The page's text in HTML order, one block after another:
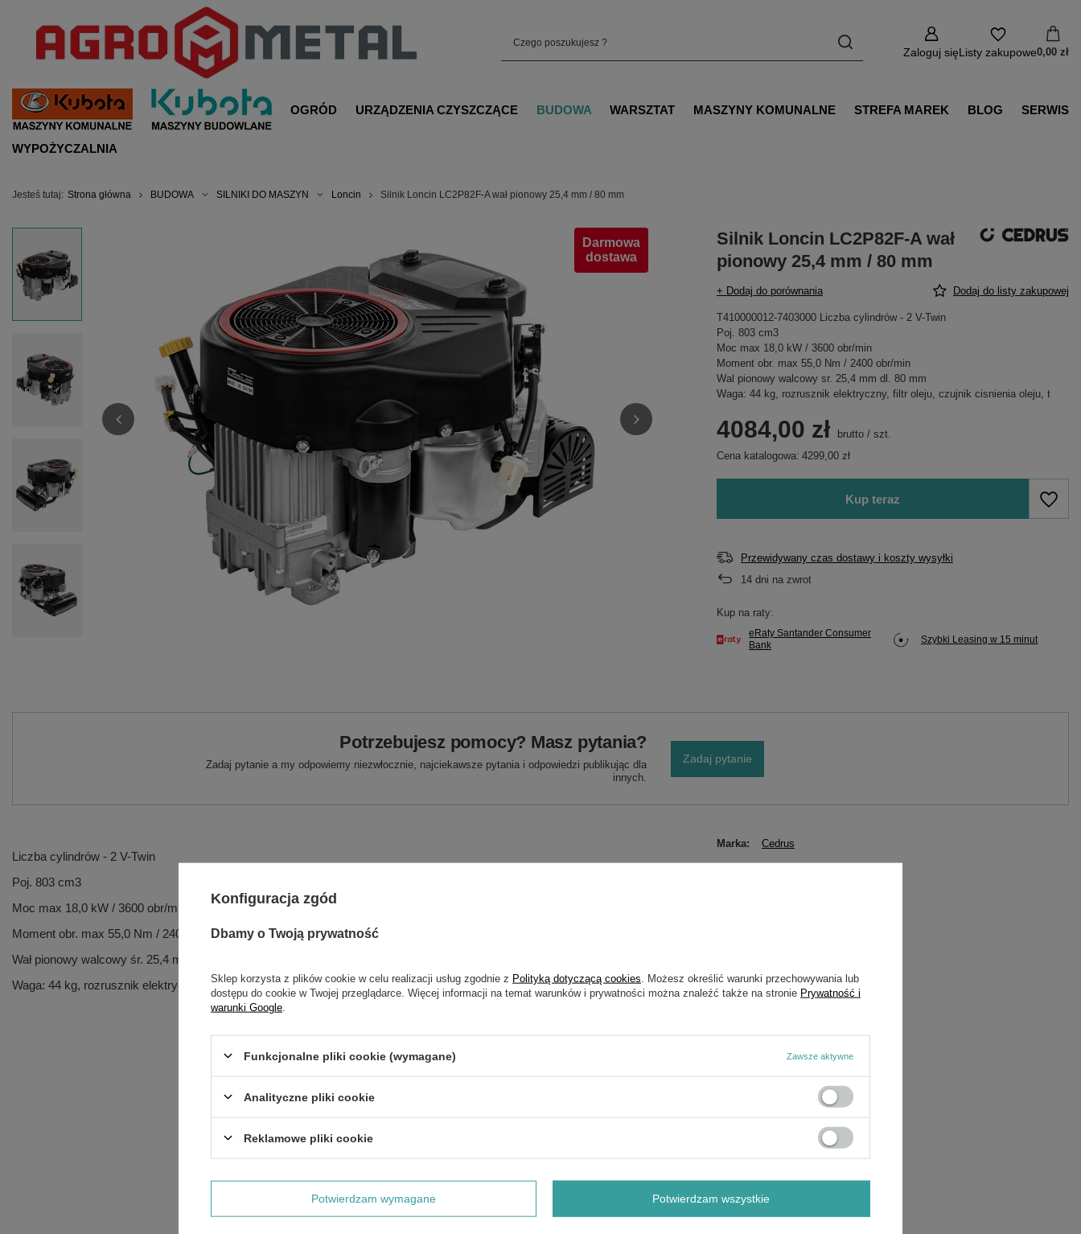
Zaloguj sięListy zakupowe0,00 zł
OGRÓD URZĄDZENIA CZYSZCZĄCE BUDOWA WARSZTAT MASZYNY KOMUNALNE STREFA MAREK BLOG SERWIS
WYPOŻYCZALNIA
Jesteś tutaj: Strona główna BUDOWA SILNIKI DO MASZYN Loncin Silnik Loncin LC2P82F-A wał pionowy 25,4 mm / 80 mm
Darmowa
dostawa
Silnik Loncin LC2P82F-A wał
pionowy 25,4 mm / 80 mm
+ Dodaj do porównania Dodaj do listy zakupowej
T410000012-7403000 Liczba cylindrów - 2 V-Twin
Poj. 803 cm3
Moc max 18,0 kW / 3600 obr/min
Moment obr. max 55,0 Nm / 2400 obr/min
Wal pionowy walcowy sr. 25,4 mm dl. 80 mm
Waga: 44 kg, rozrusznik elektryczny, filtr oleju, czujnik cisnienia oleju, t
4084,00 zł brutto /szt.
Cena katalogowa: 4299,00 zł
Kup teraz
Przewidywany czas dostawy i koszty wysyłki
14 dni na zwrot
Kup na raty:
eRaty Santander Consumer
Bank
Szybki Leasing w 15 minut
Potrzebujesz pomocy? Masz pytania?
Zadaj pytanie a my odpowiemy niezwłocznie, najciekawsze pytania i odpowiedzi publikując dla
innych.
Zadaj pytanie
Liczba cylindrów - 2 V-Twin
Poj. 803 cm3
Moc max 18,0 kW / 3600 obr/min
Moment obr. max 55,0 Nm / 2400 obr/min
Wał pionowy walcowy śr. 25,4 mm dł. 80 mm
Waga: 44 kg, rozrusznik elektryczny, filtr oleju, czujnik ciśnienia oleju, tłumik, Euro 5
Marka Cedrus
NAPISZ SWOJĄ OPINIĘ
Konfiguracja zgód
Dbamy o Twoją prywatność
Sklep korzysta z plików cookie w celu realizacji usług zgodnie z Polityką dotyczącą cookies . Możesz określić warunki przechowywania lub
dostępu do cookie w Twojej przeglądarce. Więcej informacji na temat warunków i prywatności można znaleźć także na stronie Prywatność i
warunki Google
Funkcjonalne pliki cookie (wymagane) Zawsze aktywne
Analityczne pliki cookie
Reklamowe pliki cookie
Potwierdzam wymagane Potwierdzam wszystkie